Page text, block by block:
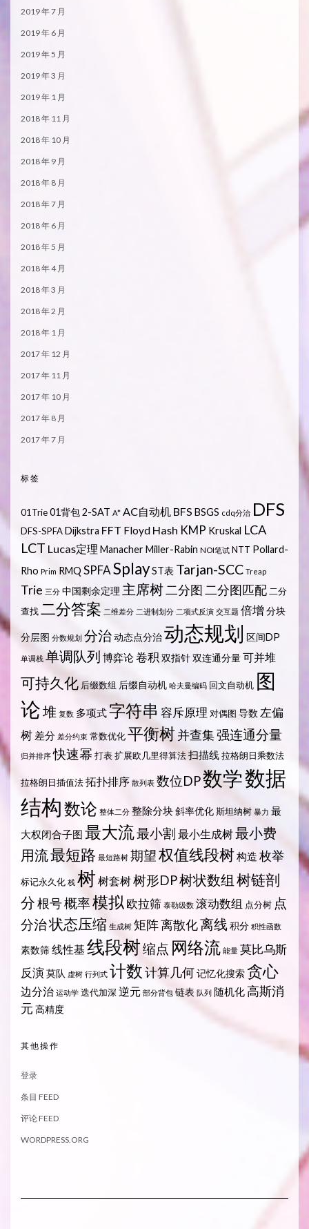
2019 年 7 月
2019 年 6 月
2019 年 5 月
2019 年 3 月
2019 年 1 月
2018 年 11 月
2018 年 10 月
2018 年 9 月
2018 年 8 月
2018 年 7 月
2018 年 6 月
2018 年 5 月
2018 年 4 月
2018 年 3 月
2018 年 2 月
2018 年 1 月
2017 年 12 月
2017 年 11 月
2017 年 10 月
2017 年 8 月
2017 年 7 月
标签
01Trie01背包2-SAT A* AC自动机 BFS BSGS cdq分治 DFS
DFS-SPFADijkstra FFT Floyd Hash KMP Kruskal LCA
LCT Lucas定理 ManacherMiller-Rabin NOI笔试 NTT Pollard-
Rho Prim RMQ SPFASplayST表 Tarjan-SCC Treap
Trie 三分 中国剩余定理 主席树二分图 二分图匹配 二分
查找二分答案 二维差分 二进制划分 二项式反演 交互题 倍增 分块
分层图 分数规划 分治动态点分治动态规划 区间DP
单调栈 单调队列 博弈论卷积 双指针双连通分量可并堆
可持久化 后缀数组 后缀自动机 哈夫曼编码 回文自动机 图
论堆 复数 多项式字符串 容斥原理 对偶图 导数 左偏
树 差分 差分约束 常数优化平衡树并查集强连通分量
归并排序 快速幂 打表扩展欧几里得算法扫描线拉格朗日乘数法
拉格朗日插值法拓扑排序 散列表 数位DP数学数据
结构数论 整体二分 整除分块斜率优化斯坦纳树 暴力 最
大权闭合子图 最大流最小割 最小生成树最小费
用流最短路 最短路树 期望权值线段树构造 枚举
标记永久化 栈 树 树套树树形DP树状数组 树链剖
分根号概率模拟 欧拉筛 泰勒级数 滚动数组 点分树 点
分治状态压缩 生成树 矩阵离散化离线积分 积性函数
素数筛线性基 线段树缩点 网络流 能量 莫比乌斯
反演莫队 虚树 行列式 计数计算几何记忆化搜索贪心
边分治 运动学 迭代加深 逆元 部分背包 链表 队列 随机化高斯消
元 高精度
其他操作
登录
条目 FEED
评论 FEED
WORDPRESS.ORG